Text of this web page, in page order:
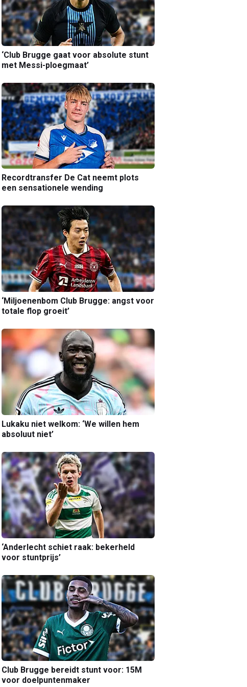
‘Club Brugge gaat voor absolute stunt
met Messi-ploegmaat’
Recordtransfer De Cat neemt plots
een sensationele wending
‘Miljoenenbom Club Brugge: angst voor
totale flop groeit’
Lukaku niet welkom: ‘We willen hem
absoluut niet’
‘Anderlecht schiet raak: bekerheld
voor stuntprijs’
Club Brugge bereidt stunt voor: 15M
voor doelpuntenmaker